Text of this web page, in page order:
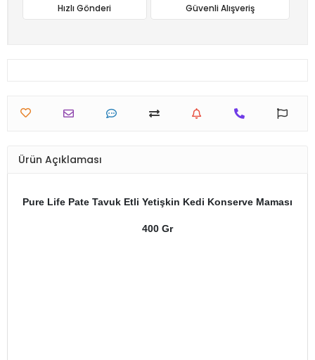
Hızlı Gönderi Güvenli Alışveriş
Ürün Açıklaması
Pure Life Pate Tavuk Etli Yetişkin Kedi Konserve Maması
400 Gr